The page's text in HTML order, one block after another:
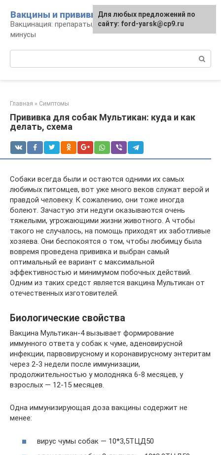
контенту
Вакцины и прививки
Вакцинация: препараты, график, плюсы и
минусы
Главная » Симптомы
Прививка для собак Мультикан: куда и как
делать, схема
Собаки всегда были и остаются одними их самых
любимых питомцев, вот уже много веков служат верой и
правдой человеку. К сожалению, они тоже иногда
болеют. Зачастую эти недуги оказываются очень
тяжелыми, угрожающими жизни животного. А чтобы
такого не случалось, на помощь приходят их заботливые
хозяева. Они беспокоятся о том, чтобы любимцу была
вовремя проведена прививка и выбран самый
оптимальный ее вариант с максимальной
эффективностью и минимумом побочных действий.
Одним из таких средст является вакцина Мультикан от
отечественных изготовителей.
Биологические свойства
Вакцина Мультикан-4 вызывает формирование
иммунного ответа у собак к чуме, аденовирусной
инфекции, парвовирусному и коронавирусному энтеритам
через 2-3 недели после иммунизации,
продолжительностью у молодняка 6-8 месяцев, у
взрослых — 12-15 месяцев.
Одна иммунизирующая доза вакцины содержит не
менее:
вирус чумы собак — 10*3,5ТЦД50
Для любых предложений по
сайту: ford-yarsk@cp9.ru